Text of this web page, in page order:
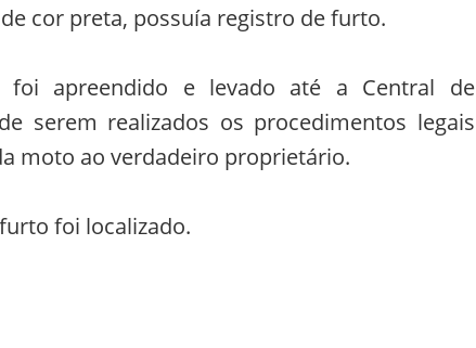
cor preta, possuía registro de furto.
foi apreendido e levado até a Central de
serem realizados os procedimentos legais
moto ao verdadeiro proprietário.
foi localizado.